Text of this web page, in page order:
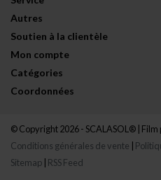
Autres
Soutien à la clientèle
Mon compte
Catégories
Coordonnées
© Copyright 2026 - SCALASOL® |
Conditions générales de vente
Sitemap RSS Feed